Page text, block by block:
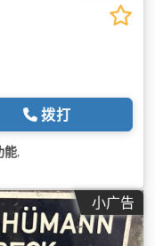
拨打
能,
小广告